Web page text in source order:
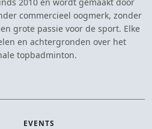
commercieel oogmerk, zonder
grote passie voor de sport. Elke
en achtergronden over het
topbadminton.
EVENTS